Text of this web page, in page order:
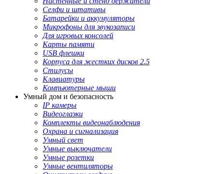
Селфи и штативы
Батарейки и аккумуляторы
Микрофоны для звукозаписи
Для игровых консолей
Карты памяти
USB флешки
Корпуса для жестких дисков 2.5
Стилусы
Клавиатуры
Компьютерные мыши
Умный дом и безопасность
IP камеры
Видеоглазки
Комплекты видеонаблюдения
Охрана и сигнализация
Умный свет
Умные выключатели
Умные розетки
Умные вентиляторы